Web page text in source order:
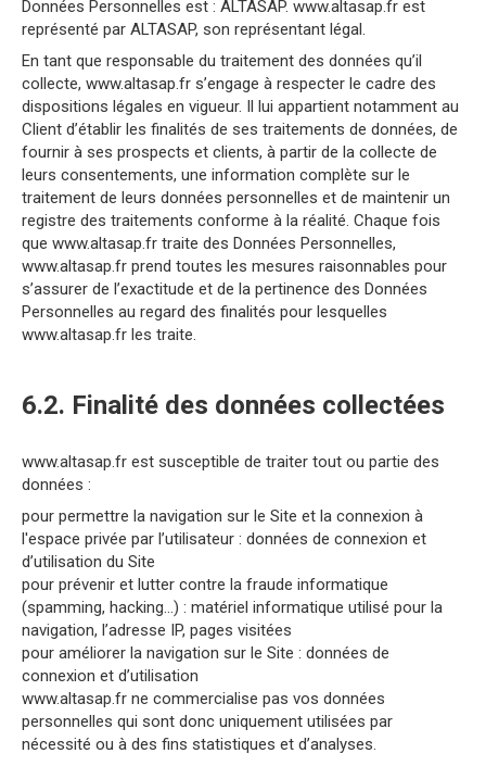
Données Personnelles est : ALTASAP. www.altasap.fr est
représenté par ALTASAP, son représentant légal.
En tant que responsable du traitement des données qu’il
collecte, www.altasap.fr s’engage à respecter le cadre des
dispositions légales en vigueur. Il lui appartient notamment au
Client d’établir les finalités de ses traitements de données, de
fournir à ses prospects et clients, à partir de la collecte de
leurs consentements, une information complète sur le
traitement de leurs données personnelles et de maintenir un
registre des traitements conforme à la réalité. Chaque fois
que www.altasap.fr traite des Données Personnelles,
www.altasap.fr prend toutes les mesures raisonnables pour
s’assurer de l’exactitude et de la pertinence des Données
Personnelles au regard des finalités pour lesquelles
www.altasap.fr les traite.
6.2. Finalité des données collectées
www.altasap.fr est susceptible de traiter tout ou partie des
données :
pour permettre la navigation sur le Site et la connexion à
l'espace privée par l’utilisateur : données de connexion et
d’utilisation du Site
pour prévenir et lutter contre la fraude informatique
(spamming, hacking…) : matériel informatique utilisé pour la
navigation, l’adresse IP, pages visitées
pour améliorer la navigation sur le Site : données de
connexion et d’utilisation
www.altasap.fr ne commercialise pas vos données
personnelles qui sont donc uniquement utilisées par
nécessité ou à des fins statistiques et d’analyses.